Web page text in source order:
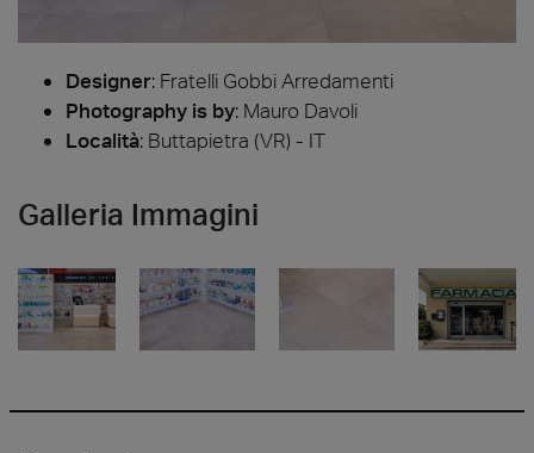
Designer: Fratelli Gobbi Arredamenti
Photography is by: Mauro Davoli
Località: Buttapietra (VR) - IT
Galleria Immagini